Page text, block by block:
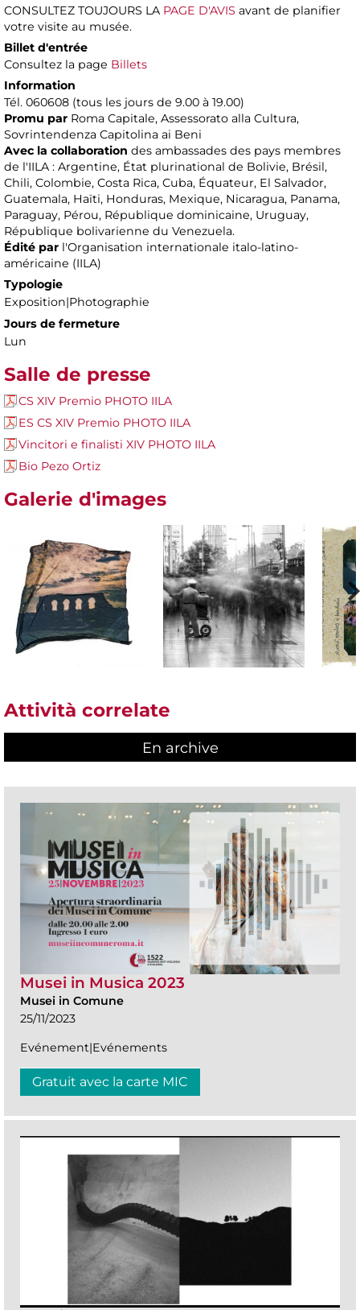
CONSULTEZ TOUJOURS LA PAGE D'AVIS avant de planifier
votre visite au musée.
Billet d'entrée
Consultez la page Billets
Information
Tél. 060608 (tous les jours de 9.00 à 19.00)
Promu par Roma Capitale, Assessorato alla Cultura,
Sovrintendenza Capitolina ai Beni
Avec la collaboration des ambassades des pays membres
de l'IILA : Argentine, État plurinational de Bolivie, Brésil,
Chili, Colombie, Costa Rica, Cuba, Équateur, El Salvador,
Guatemala, Haïti, Honduras, Mexique, Nicaragua, Panama,
Paraguay, Pérou, République dominicaine, Uruguay,
République bolivarienne du Venezuela.
Édité par l'Organisation internationale italo-latino-
américaine (IILA)
Typologie
Exposition|Photographie
Jours de fermeture
Lun
Salle de presse
CS XIV Premio PHOTO IILA
ES CS XIV Premio PHOTO IILA
Vincitori e finalisti XIV PHOTO IILA
Bio Pezo Ortiz
Galerie d'images
Attività correlate
En archive
Musei in Musica 2023
Musei in Comune
25/11/2023
Evénement|Evénements
Gratuit avec la carte MIC